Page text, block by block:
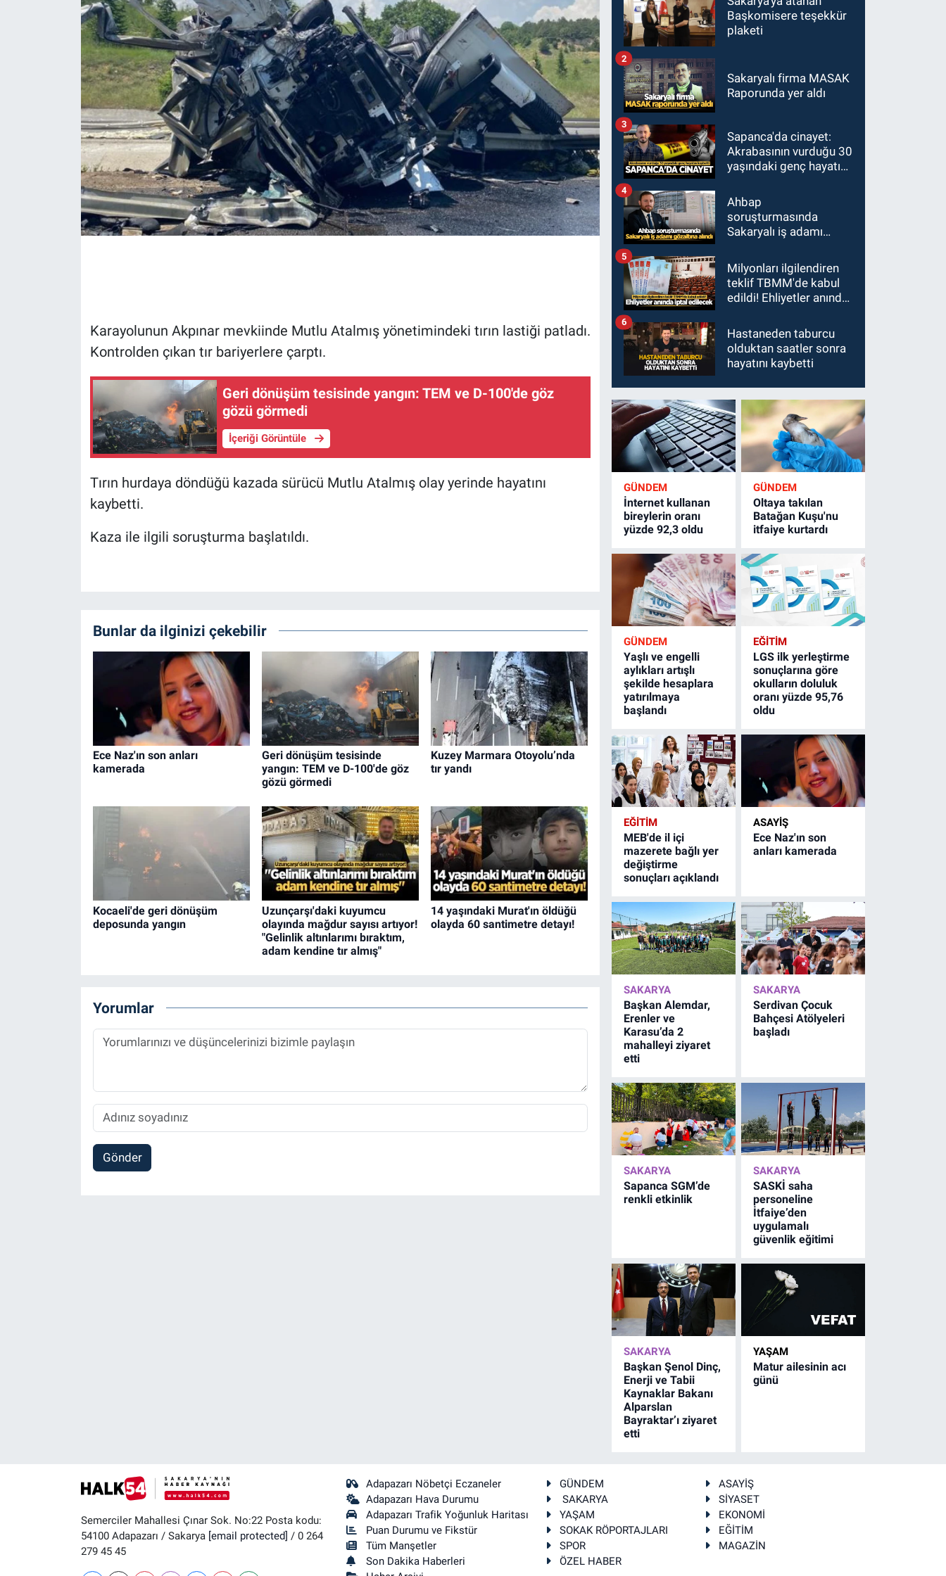
Karayolunun Akpınar mevkiinde Mutlu Atalmış yönetimindeki tırın lastiği patladı.
Kontrolden çıkan tır bariyerlere çarptı.
Geri dönüşüm tesisinde yangın: TEM ve D-100'de göz
gözü görmedi
İçeriği Görüntüle
Tırın hurdaya döndüğü kazada sürücü Mutlu Atalmış olay yerinde hayatını
kaybetti.
Kaza ile ilgili soruşturma başlatıldı.
Bunlar da ilginizi çekebilir
Ece Naz'ın son anları
kamerada
Geri dönüşüm tesisinde
yangın: TEM ve D-100'de göz
gözü görmedi
Kuzey Marmara Otoyolu’nda
tır yandı
Kocaeli'de geri dönüşüm
deposunda yangın
Uzunçarşı'daki kuyumcu
olayında mağdur sayısı artıyor!
"Gelinlik altınlarımı bıraktım,
adam kendine tır almış"
14 yaşındaki Murat'ın öldüğü
olayda 60 santimetre detayı!
Yorumlar
Gönder
Başkomisere teşekkür
plaketi
Sakaryalı firma MASAK
Raporunda yer aldı
2
Sapanca'da cinayet:
Akrabasının vurduğu 30
yaşındaki genç hayatını
3
Ahbap
soruşturmasında
Sakaryalı iş adamı
4
Milyonları ilgilendiren
teklif TBMM'de kabul
edildi! Ehliyetler anında
5
Hastaneden taburcu
olduktan saatler sonra
hayatını kaybetti
6
GÜNDEM
İnternet kullanan
bireylerin oranı
yüzde 92,3 oldu
GÜNDEM
Oltaya takılan
Batağan Kuşu'nu
itfaiye kurtardı
GÜNDEM
Yaşlı ve engelli
aylıkları artışlı
şekilde hesaplara
yatırılmaya
başlandı
EĞİTİM
LGS ilk yerleştirme
sonuçlarına göre
okulların doluluk
oranı yüzde 95,76
oldu
EĞİTİM
MEB'de il içi
mazerete bağlı yer
değiştirme
sonuçları açıklandı
ASAYİŞ
Ece Naz'ın son
anları kamerada
SAKARYA
Başkan Alemdar,
Erenler ve
Karasu’da 2
mahalleyi ziyaret
etti
SAKARYA
Serdivan Çocuk
Bahçesi Atölyeleri
başladı
SAKARYA
Sapanca SGM’de
renkli etkinlik
SAKARYA
SASKİ saha
personeline
İtfaiye’den
uygulamalı
güvenlik eğitimi
SAKARYA
Başkan Şenol Dinç,
Enerji ve Tabii
Kaynaklar Bakanı
Alparslan
Bayraktar’ı ziyaret
etti
YAŞAM
Matur ailesinin acı
günü
Semerciler Mahallesi Çınar Sok. No:22 Posta kodu:
54100 Adapazarı / Sakarya [email protected] / 0 264
279 45 45
Adapazarı Nöbetçi Eczaneler
Adapazarı Hava Durumu
Adapazarı Trafik Yoğunluk Haritası
Puan Durumu ve Fikstür
Tüm Manşetler
Son Dakika Haberleri
GÜNDEM
ASAYİŞ
SAKARYA
SİYASET
YAŞAM
EKONOMİ
SOKAK RÖPORTAJLARI
EĞİTİM
SPOR
MAGAZİN
ÖZEL HABER
EĞİTİM
MAGAZİN
ÖZEL HABER
HALK54 PANORAMA